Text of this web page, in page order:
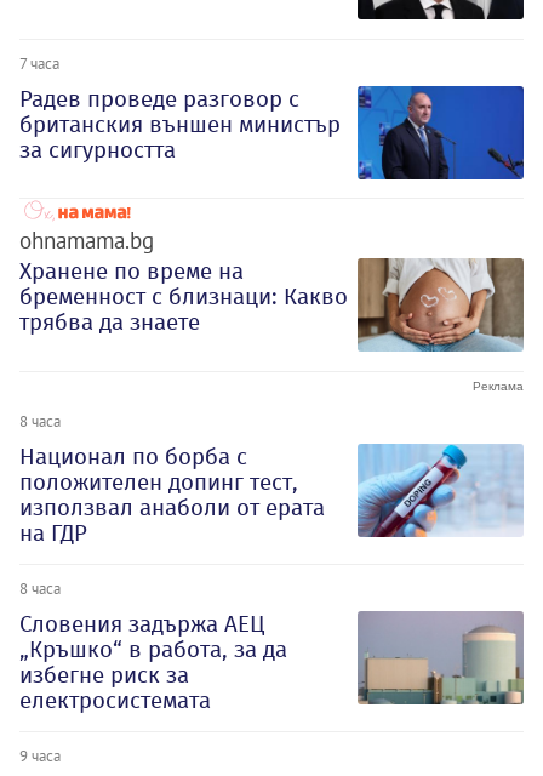
7 часа
Радев проведе разговор с
британския външен министър
за сигурността
ohnamama.bg
Хранене по време на
бременност с близнаци: Какво
трябва да знаете
8 часа
Национал по борба с
положителен допинг тест,
използвал анаболи от ерата
на ГДР
8 часа
Словения задържа АЕЦ
„Кръшко“ в работа, за да
избегне риск за
електросистемата
9 часа